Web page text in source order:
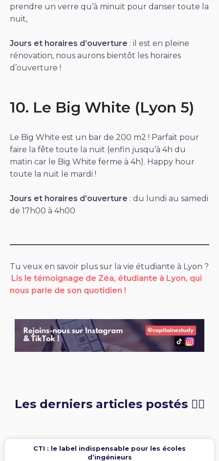
prendre un verre qu’à minuit pour danser toute la
nuit,
Jours et horaires d’ouverture : il est en pleine
rénovation, nous aurons bientôt les horaires
d’ouverture !
10. Le Big White (Lyon 5)
Le Big White est un bar de 200 m2 ! Parfait pour
faire la fête toute la nuit (enfin jusqu’à 4h du
matin car le Big White ferme à 4h). Happy hour
toute la nuit le mardi !
Jours et horaires d’ouverture : du lundi au samedi
de 17h00 à 4h00
Tu veux en savoir plus sur la vie étudiante à Lyon ?
Lis le témoignage de Zéa, étudiante à Lyon, qui
nous parle de son quotidien !
Les derniers articles postés 👇🏻
CTI : le label indispensable pour les écoles
d’ingénieurs